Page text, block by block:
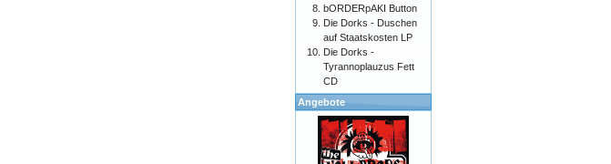
bORDERpAKI Button
Die Dorks - Duschen
auf Staatskosten LP
Die Dorks -
Tyrannoplauzus Fett
CD
Angebote